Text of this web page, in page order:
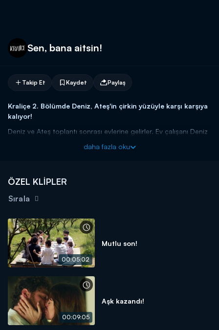
Sen, bana aitsin!
Takip Et Kaydet Paylaş
Kraliçe 2. Bölümde Deniz, Ateş'in çirkin yüzüyle karşı karşıya
kalıyor!
Deniz ve Ateş toplantı sonrası evlerine gelirler. Ev çalışanı Deniz
bu durum karşısında öfkelenir ve ağzına geleni söylemeye
Kraliçe, her çarşamba saat 20.00'da Kanal D'de!
daha fazla oku
ÖZEL KLİPLER
Sırala
00:05:02
Mutlu son!
00:09:05
Aşk kazandı!